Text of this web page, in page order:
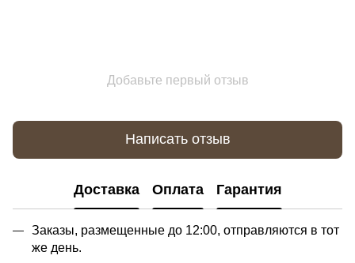
Добавьте первый отзыв
Написать отзыв
Доставка Оплата Гарантия
Заказы, размещенные до 12:00, отправляются в тот
же день.